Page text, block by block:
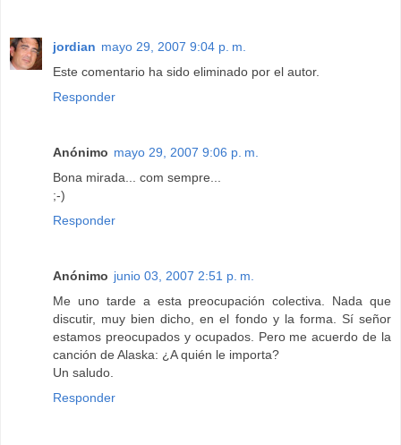
jordian mayo 29, 2007 9:04 p. m.
Este comentario ha sido eliminado por el autor.
Responder
Anónimo mayo 29, 2007 9:06 p. m.
Bona mirada... com sempre...
;-)
Responder
Anónimo junio 03, 2007 2:51 p. m.
Me uno tarde a esta preocupación colectiva. Nada que
discutir, muy bien dicho, en el fondo y la forma. Sí señor
estamos preocupados y ocupados. Pero me acuerdo de la
canción de Alaska: ¿A quién le importa?
Un saludo.
Responder